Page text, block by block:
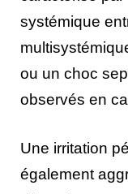
systémique
ou un choc
observés en
Une irritation
également